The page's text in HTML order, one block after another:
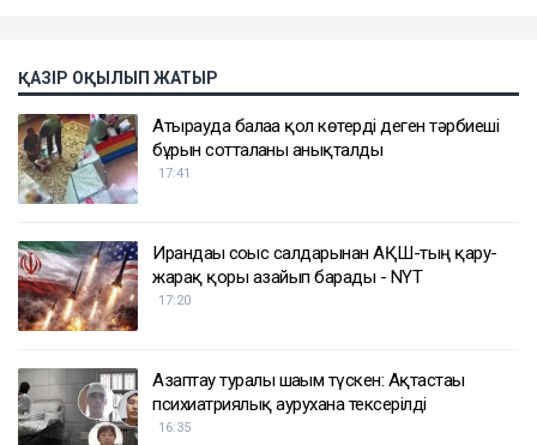
ҚАЗІР ОҚЫЛЫП ЖАТЫР
Атырауда балаға қол көтерді деген тәрбиеші
бұрын сотталғаны анықталды
17:41
Ирандағы соғыс салдарынан АҚШ-тың қару-
жарақ қоры азайып барады - NYT
17:20
Азаптау туралы шағым түскен: Ақтастағы
психиатриялық аурухана тексерілді
16:35